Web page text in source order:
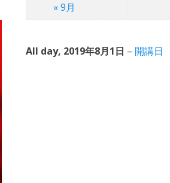
« 9月
All day, 2019年8月1日 – 開講日